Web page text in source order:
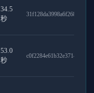
34.5
秒
31f128da3998a6f268f7
53.0
秒
c0f2284e61b32e3714d5